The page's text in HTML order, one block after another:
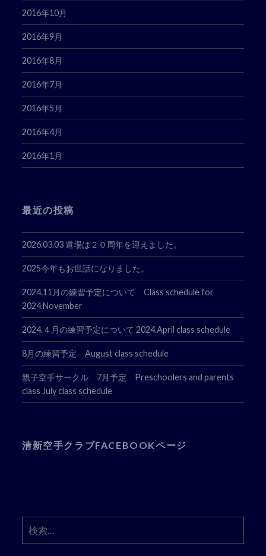
2016年10月
2016年9月
2016年8月
2016年7月
2016年5月
2016年4月
2016年1月
最近の投稿
2026.03.03 道場は２０周年を迎えました。
2025今年もお世話になりました。
2024.11月の練習予定について Class schedule for
2024.November
2024.４月の練習予定について 2024.April class schedule
8月の練習予定 August class schedule
親子空手サークル 7月予定 Preschoolers and parents
class July class schedule
清新空手クラブFACEBOOKページ
索: